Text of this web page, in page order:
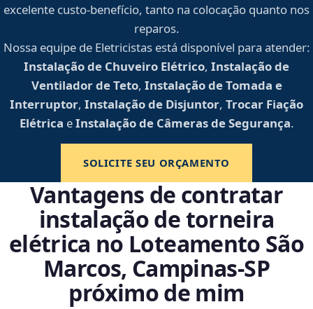
excelente custo-benefício, tanto na colocação quanto nos
reparos.
Nossa equipe de Eletricistas está disponível para atender:
Instalação de Chuveiro Elétrico, Instalação de
Ventilador de Teto, Instalação de Tomada e
Interruptor, Instalação de Disjuntor, Trocar Fiação
Elétrica eInstalação de Câmeras de Segurança.
SOLICITE SEU ORÇAMENTO
Vantagens de contratar
instalação de torneira
elétrica no Loteamento São
Marcos, Campinas‑SP
próximo de mim